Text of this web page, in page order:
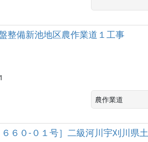
整備新池地区農作業道１工事
農作業道 　　
６０‐０１号］二級河川宇刈川県